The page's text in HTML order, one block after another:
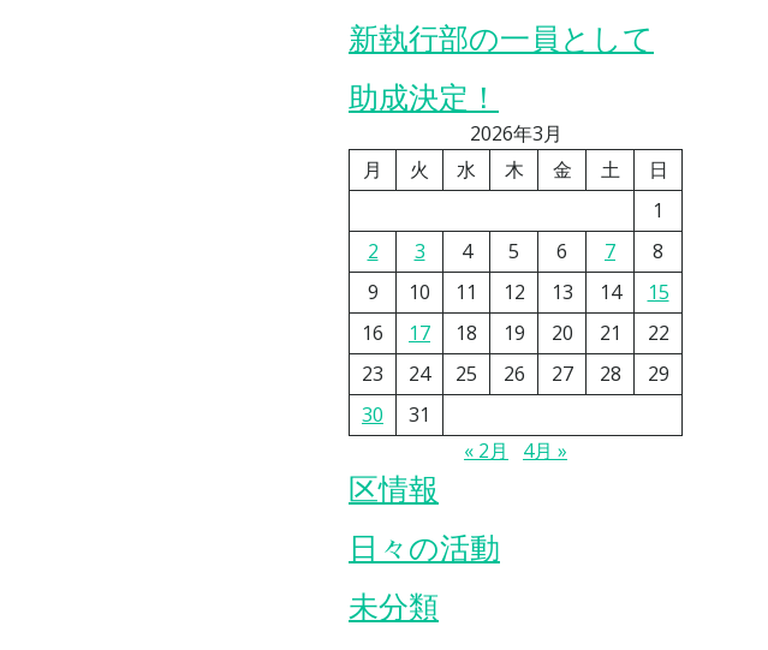
新執行部の一員として
助成決定！
2026年3月
月
火 水 木 金 土
日
1
2
3 4 5 6 7
8
9
10 11 12 13 14
15
16
17 18 19 20 21
22
23
24 25 26 27 28
29
30
31
« 2月
4月 »
区情報
日々の活動
未分類